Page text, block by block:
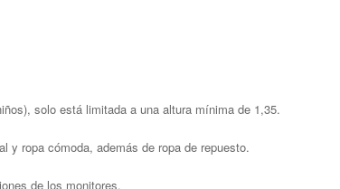
solo está limitada a una altura mínima de 1,35.
y ropa cómoda, además de ropa de repuesto.
de los monitores.